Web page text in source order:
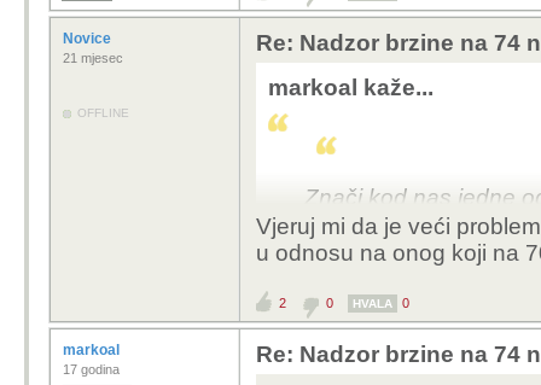
Novice
21 mjesec
OFFLINE
Re: Nadzor brzine na 74
markoal kaže...
Znači kod nas jedne
lako položiti. Znači
Ali zato najviše
piše 70, vozi 65) ili
rizik u prometu. Te
provozati uz laganu
Vjeruj mi da je veći
u odnosu na onog koji na
2 0 HVALA 0
markoal
17 godina
Re: Nadzor brzine na 74